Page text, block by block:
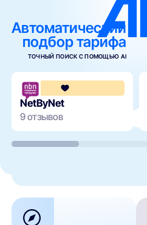
Автоматический
подбор тарифа
ТОЧНЫЙ ПОИСК С ПОМОЩЬЮ AI
NetByNet
9 отзывов